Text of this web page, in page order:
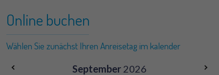
Online buchen
Wählen Sie zunächst Ihren Anreisetag im kalender
September 2026